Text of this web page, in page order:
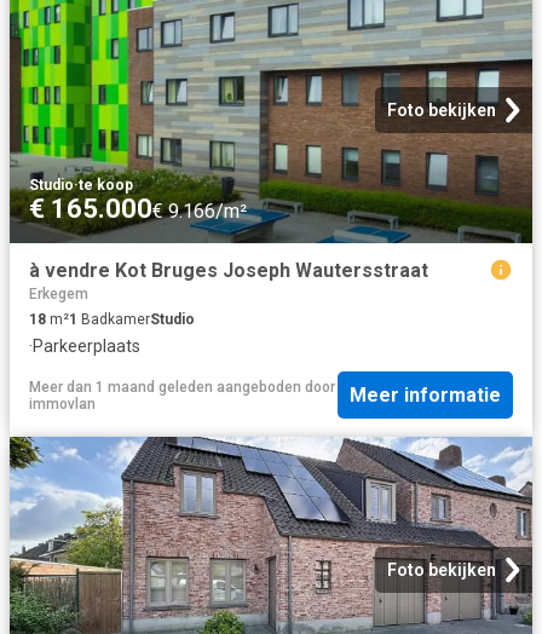
Foto bekijken
Studio·te koop
€ 165.000€ 9.166/m²
à vendre Kot Bruges Joseph Wautersstraat
Erkegem
18 m²1 BadkamerStudio
·Parkeerplaats
Meer dan 1 maand geleden aangeboden door
immovlan
Meer informatie
Foto bekijken